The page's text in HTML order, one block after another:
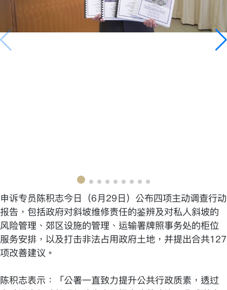
申诉专员陈积志今日（6月29日）公布四项主动调查行动
报告，包括政府对斜坡维修责任的鉴辨及对私人斜坡的
风险管理、郊区设施的管理、运输署牌照事务处的柜位
服务安排，以及打击非法占用政府土地，并提出合共127
项改善建议。
陈积志表示：「公署一直致力提升公共行政质素，透过